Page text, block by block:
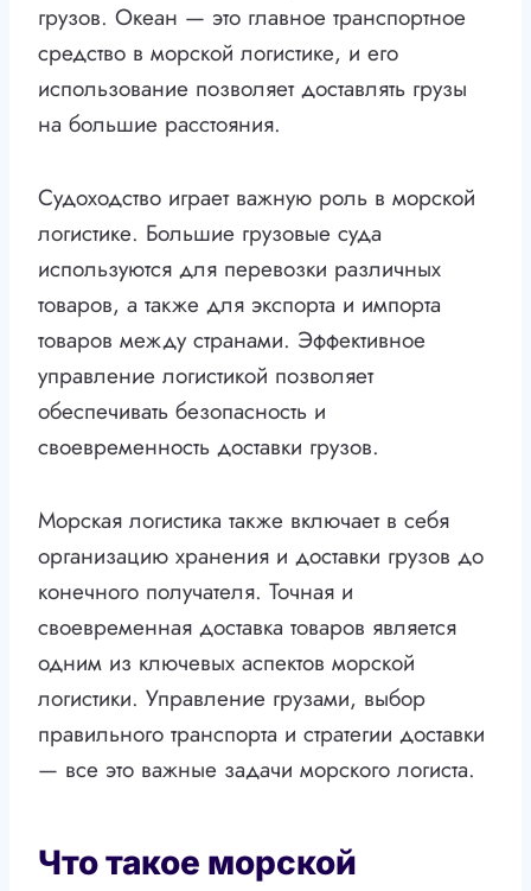
грузов. Океан — это главное транспортное
средство в морской логистике, и его
использование позволяет доставлять грузы
на большие расстояния.
Судоходство играет важную роль в морской
логистике. Большие грузовые суда
используются для перевозки различных
товаров, а также для экспорта и импорта
товаров между странами. Эффективное
управление логистикой позволяет
обеспечивать безопасность и
своевременность доставки грузов.
Морская логистика также включает в себя
организацию хранения и доставки грузов до
конечного получателя. Точная и
своевременная доставка товаров является
одним из ключевых аспектов морской
логистики. Управление грузами, выбор
правильного транспорта и стратегии доставки
— все это важные задачи морского логиста.
Что такое морской